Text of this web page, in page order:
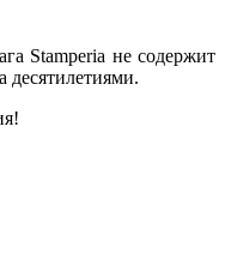
Stamperia не содержит
десятилетиями.